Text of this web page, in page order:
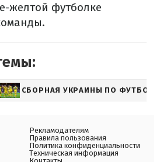
желтой футболке
СБОРНАЯ УКРАИНЫ ПО ФУТБОЛУ
Рекламодателям
Правила пользования
Политика конфиденциальности
Техническая информация